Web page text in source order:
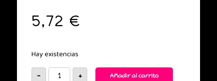
5,72 €
Hay existencias
- + Añadir al carrito